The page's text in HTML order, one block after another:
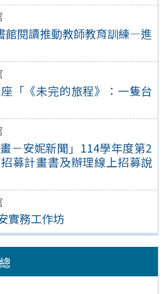
館閱讀推動教師教育訓練—進
「《未完的旅程》：一隻台
－安妮新聞」114學年度第2
募計畫書及辦理線上招募說
實務工作坊